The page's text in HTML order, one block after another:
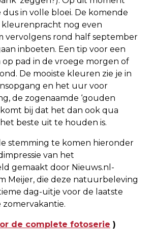
dus in volle bloei. De komende
kleurenpracht nog even
vervolgens rond half september
inboeten. Een tip voor een
op pad in de vroege morgen of
De mooiste kleuren zie je in
en het uur voor
de zogenaamde ‘gouden
komt bij dat het dan ook qua
beste uit te houden is.
stemming te komen hieronder
van het
gemaakt door Nieuws.nl-
Meijer, die deze natuurbeleving
dag-uitje voor de laatste
de complete fotoserie )